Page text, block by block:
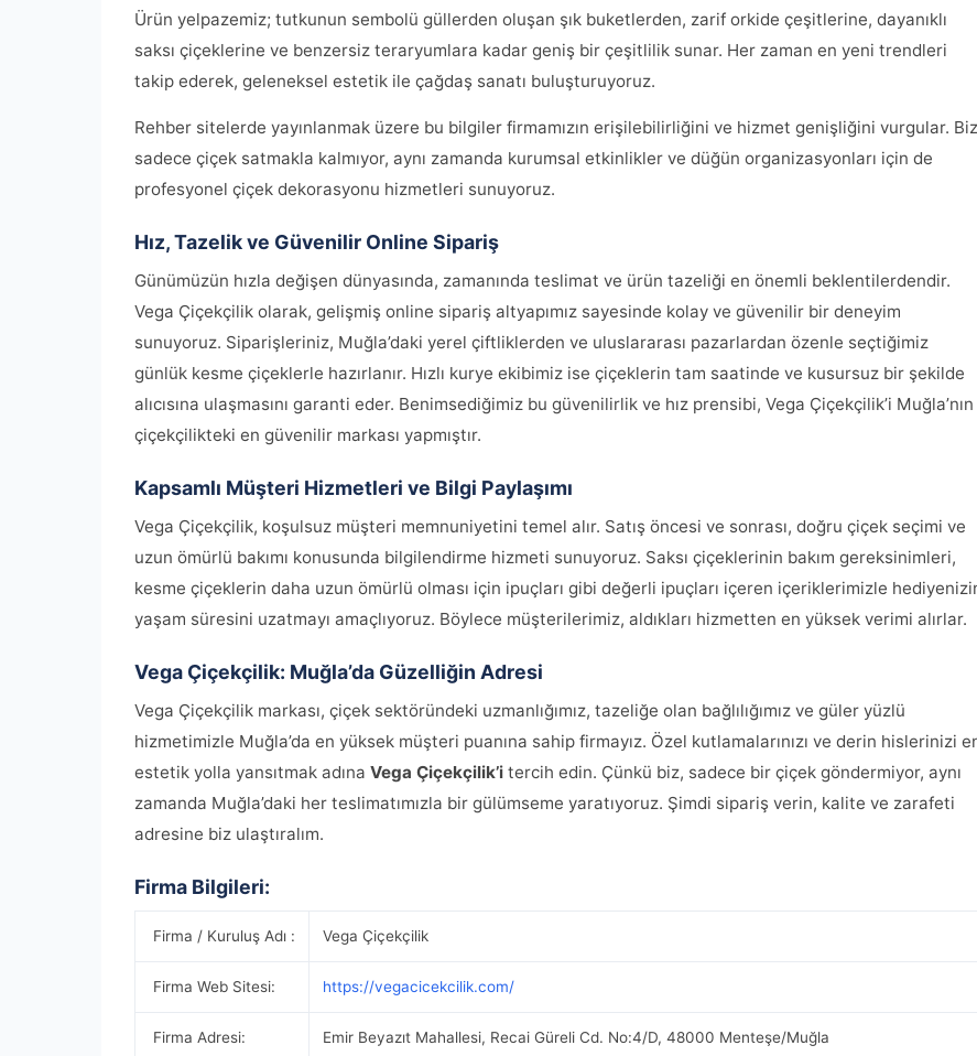
Ürün yelpazemiz; tutkunun sembolü güllerden oluşan şık buketlerden, zarif orkide çeşitlerine, dayanıklı
saksı çiçeklerine ve benzersiz teraryumlara kadar geniş bir çeşitlilik sunar. Her zaman en yeni trendleri
takip ederek, geleneksel estetik ile çağdaş sanatı buluşturuyoruz.
Rehber sitelerde yayınlanmak üzere bu bilgiler firmamızın erişilebilirliğini ve hizmet genişliğini vurgular.
sadece çiçek satmakla kalmıyor, aynı zamanda kurumsal etkinlikler ve düğün organizasyonları için de
profesyonel çiçek dekorasyonu hizmetleri sunuyoruz.
Hız, Tazelik ve Güvenilir Online Sipariş
Günümüzün hızla değişen dünyasında, zamanında teslimat ve ürün tazeliği en önemli beklentilerdendir.
Vega Çiçekçilik olarak, gelişmiş online sipariş altyapımız sayesinde kolay ve güvenilir bir deneyim
sunuyoruz. Siparişleriniz, Muğla’daki yerel çiftliklerden ve uluslararası pazarlardan özenle seçtiğimiz
günlük kesme çiçeklerle hazırlanır. Hızlı kurye ekibimiz ise çiçeklerin tam saatinde ve kusursuz bir şekilde
alıcısına ulaşmasını garanti eder. Benimsediğimiz bu güvenilirlik ve hız prensibi, Vega Çiçekçilik’i Muğla’nın
çiçekçilikteki en güvenilir markası yapmıştır.
Kapsamlı Müşteri Hizmetleri ve Bilgi Paylaşımı
Vega Çiçekçilik, koşulsuz müşteri memnuniyetini temel alır. Satış öncesi ve sonrası, doğru çiçek seçimi ve
uzun ömürlü bakımı konusunda bilgilendirme hizmeti sunuyoruz. Saksı çiçeklerinin bakım gereksinimleri,
kesme çiçeklerin daha uzun ömürlü olması için ipuçları gibi değerli ipuçları içeren içeriklerimizle
yaşam süresini uzatmayı amaçlıyoruz. Böylece müşterilerimiz, aldıkları hizmetten en yüksek verimi alırlar.
Vega Çiçekçilik: Muğla’da Güzelliğin Adresi
Vega Çiçekçilik markası, çiçek sektöründeki uzmanlığımız, tazeliğe olan bağlılığımız ve güler yüzlü
hizmetimizle Muğla’da en yüksek müşteri puanına sahip firmayız. Özel kutlamalarınızı ve derin hislerinizi
estetik yolla yansıtmak adına Vega Çiçekçilik’i tercih edin. Çünkü biz, sadece bir çiçek göndermiyor, aynı
zamanda Muğla’daki her teslimatımızla bir gülümseme yaratıyoruz. Şimdi sipariş verin, kalite ve zarafeti
adresine biz ulaştıralım.
Firma Bilgileri:
Firma / Kuruluş Adı : Vega Çiçekçilik
Firma Web Sitesi: https://vegacicekcilik.com/
Firma Adresi: Emir Beyazıt Mahallesi, Recai Güreli Cd. No:4/D, 48000 Menteşe/Muğla